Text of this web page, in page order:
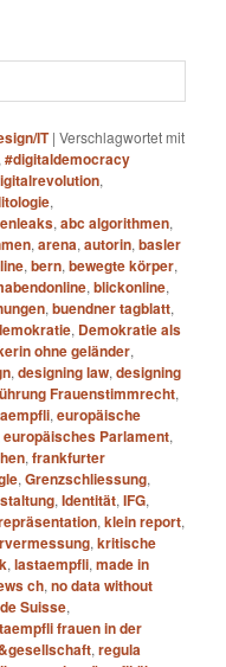
IT |Verschlagwortet mit
,#digitaldemocracy
,
,
,abc algorithmen,
,arena,autorin,basler
,bern,bewegte körper,
,blickonline,
,buendner tagblatt,
, Demokratie als
ohne geländer,
,designing law,designing
Frauenstimmrecht,
,europäische
europäisches Parlament,
,frankfurter
,Grenzschliessung,
,Identität,IFG,
,klein report,
,kritische
,lastaempfli,made in
ch,no data without
Suisse,
frauen in der
,regula